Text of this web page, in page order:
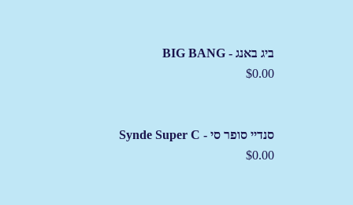
ביג באנג - BIG BANG
$0.00
סנדיי סופר סי - Synde Super C
$0.00